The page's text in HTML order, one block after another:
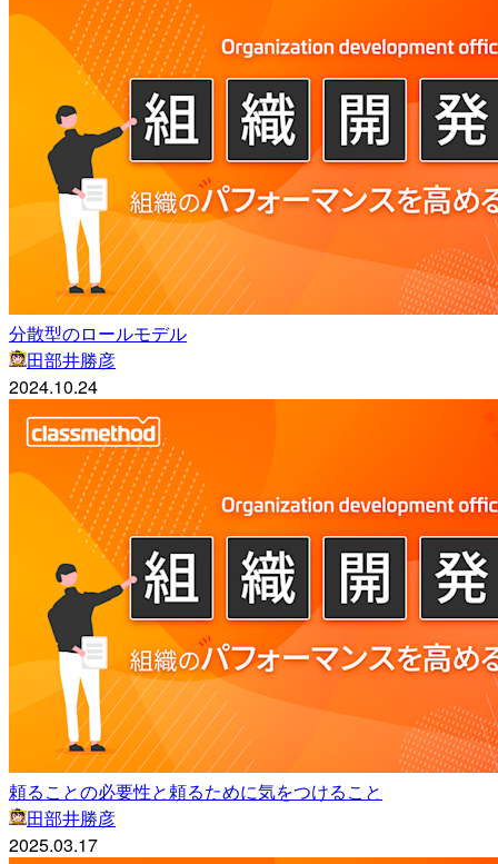
分散型のロールモデル
田部井勝彦
2024.10.24
頼ることの必要性と頼るために気をつけること
田部井勝彦
2025.03.17